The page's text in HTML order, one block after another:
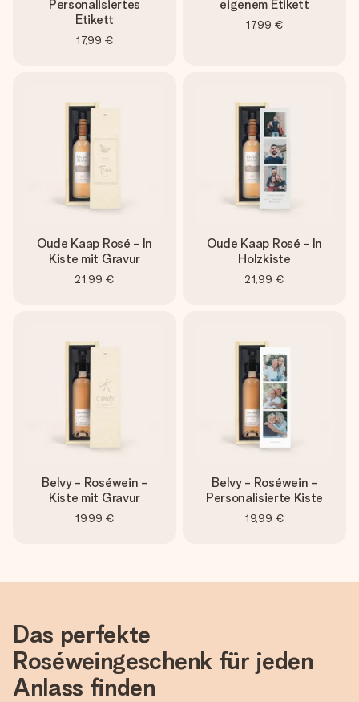
Personalisiertes
Etikett
17,99 €
eigenem Etikett
17,99 €
Oude Kaap Rosé - In
Kiste mit Gravur
21,99 €
Oude Kaap Rosé - In
Holzkiste
21,99 €
Belvy - Roséwein -
Kiste mit Gravur
19,99 €
Belvy - Roséwein -
Personalisierte Kiste
19,99 €
Das perfekte
Roséweingeschenk für jeden
Anlass finden